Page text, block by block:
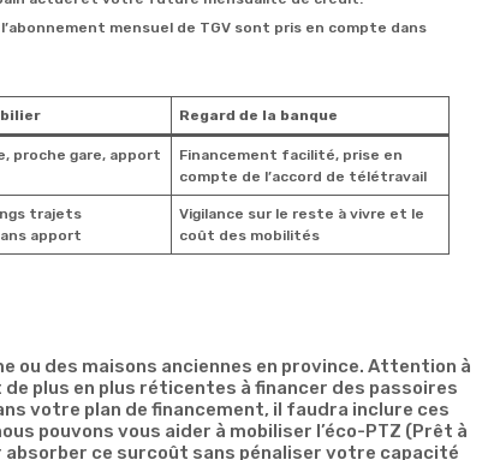
l’abonnement mensuel de TGV sont pris en compte dans
Regard de la banque
proche gare, apport
Financement facilité, prise en
compte de l’accord de télétravail
trajets
apport
Vigilance sur le reste à vivre et le
coût des mobilités
ou des maisons anciennes en province. Attention à
plus en plus réticentes à financer des passoires
votre plan de financement, il faudra inclure ces
pouvons vous aider à mobiliser l’éco-PTZ (Prêt à
absorber ce surcoût sans pénaliser votre capacité